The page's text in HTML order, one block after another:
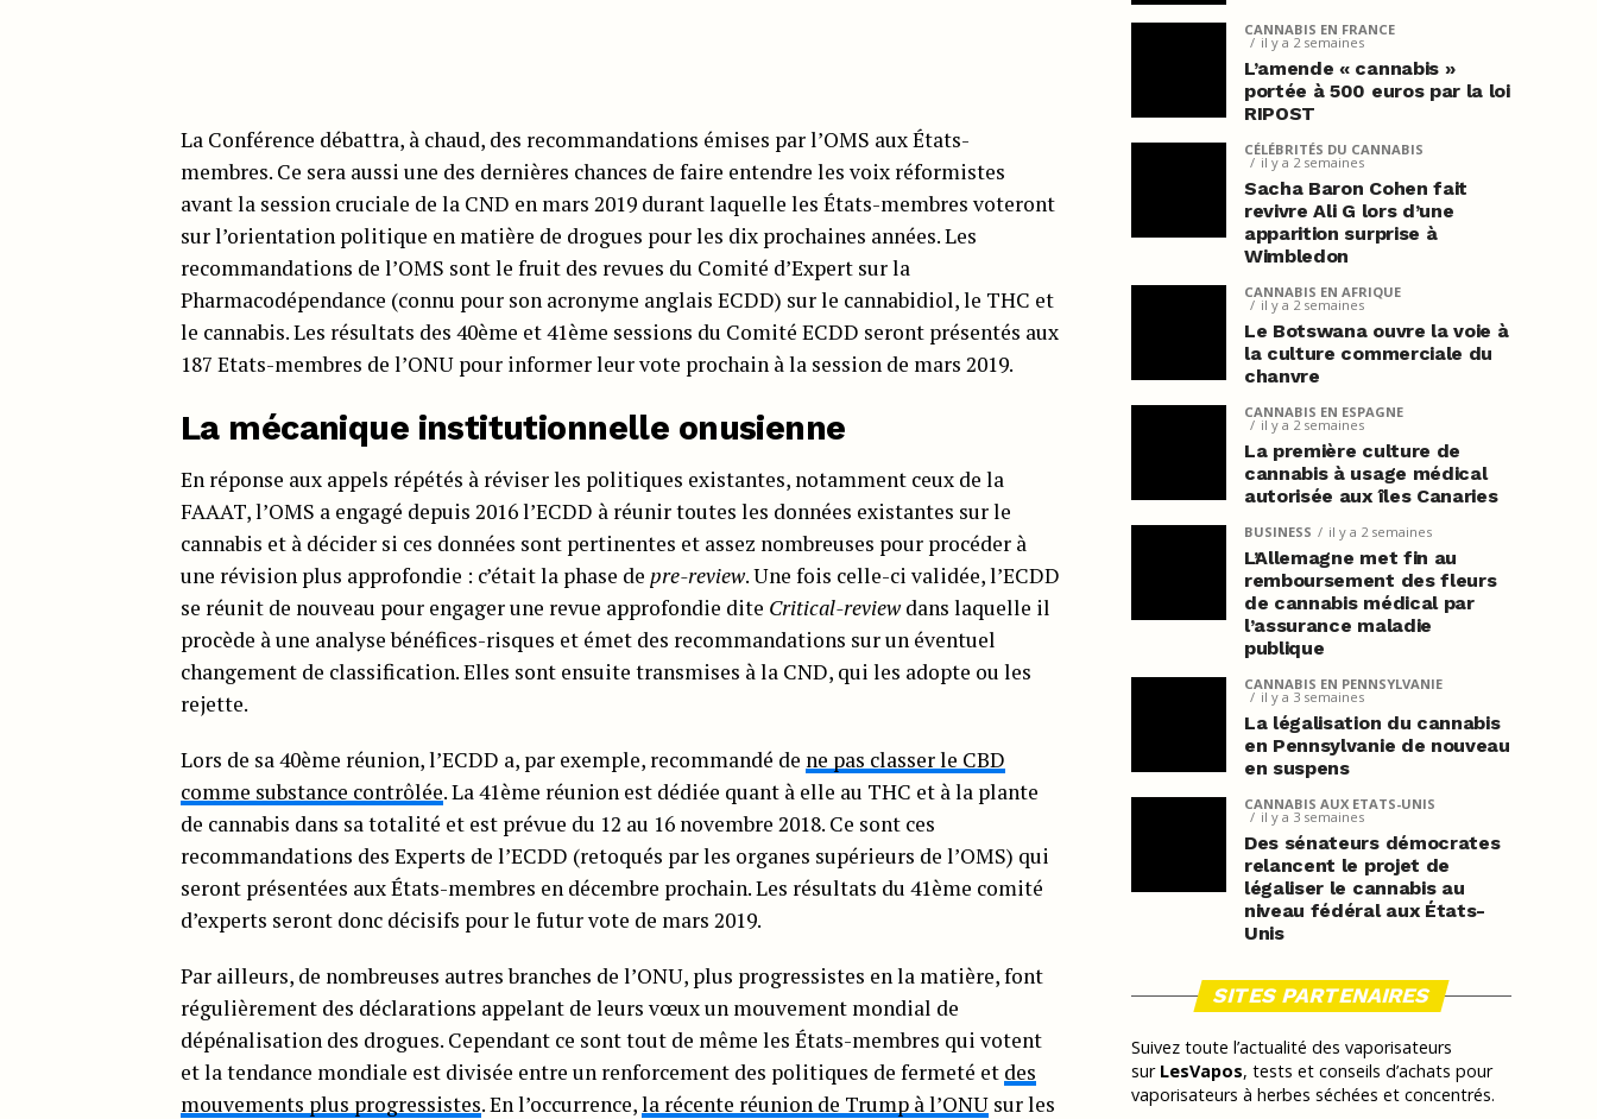
La Conférence débattra, à chaud, des recommandations émises par l’OMS aux États-
membres. Ce sera aussi une des dernières chances de faire entendre les voix réformistes
avant la session cruciale de la CND en mars 2019 durant laquelle les États-membres voteront
sur l’orientation politique en matière de drogues pour les dix prochaines années. Les
recommandations de l’OMS sont le fruit des revues du Comité d’Expert sur la
Pharmacodépendance (connu pour son acronyme anglais ECDD) sur le cannabidiol, le THC et
le cannabis. Les résultats des 40ème et 41ème sessions du Comité ECDD seront présentés aux
187 Etats-membres de l’ONU pour informer leur vote prochain à la session de mars 2019.
La mécanique institutionnelle onusienne
En réponse aux appels répétés à réviser les politiques existantes, notamment ceux de la
FAAAT, l’OMS a engagé depuis 2016 l’ECDD à réunir toutes les données existantes sur le
cannabis et à décider si ces données sont pertinentes et assez nombreuses pour procéder à
une révision plus approfondie : c’était la phase de pre-review. Une fois celle-ci validée, l’ECDD
se réunit de nouveau pour engager une revue approfondie dite Critical-reviewdans laquelle il
procède à une analyse bénéfices-risques et émet des recommandations sur un éventuel
changement de classification. Elles sont ensuite transmises à la CND, qui les adopte ou les
rejette.
Lors de sa 40ème réunion, l’ECDD a, par exemple, recommandé de ne pas classer le CBD
comme substance contrôlée. La 41ème réunion est dédiée quant à elle au THC et à la plante
de cannabis dans sa totalité et est prévue du 12 au 16 novembre 2018. Ce sont ces
recommandations des Experts de l’ECDD (retoqués par les organes supérieurs de l’OMS) qui
seront présentées aux États-membres en décembre prochain. Les résultats du 41ème comité
d’experts seront donc décisifs pour le futur vote de mars 2019.
Par ailleurs, de nombreuses autres branches de l’ONU, plus progressistes en la matière, font
régulièrement des déclarations appelant de leurs vœux un mouvement mondial de
dépénalisation des drogues. Cependant ce sont tout de même les États-membres qui votent
et la tendance mondiale est divisée entre un renforcement des politiques de fermeté et des
mouvements plus progressistes. En l’occurrence,la récente réunion de Trump à l’ONU sur les
CANNABIS EN FRANCE
il y a 2 semaines
L’amende « cannabis »
portée à 500 euros par la loi
RIPOST
CÉLÉBRITÉS DU CANNABIS
il y a 2 semaines
Sacha Baron Cohen fait
revivre Ali G lors d’une
apparition surprise à
Wimbledon
CANNABIS EN AFRIQUE
il y a 2 semaines
Le Botswana ouvre la voie à
la culture commerciale du
chanvre
CANNABIS EN ESPAGNE
il y a 2 semaines
La première culture de
cannabis à usage médical
autorisée aux îles Canaries
BUSINESS il y a 2 semaines
L’Allemagne met fin au
remboursement des fleurs
de cannabis médical par
l’assurance maladie
publique
CANNABIS EN PENNSYLVANIE
il y a 3 semaines
La légalisation du cannabis
en Pennsylvanie de nouveau
en suspens
CANNABIS AUX ETATS-UNIS
il y a 3 semaines
Des sénateurs démocrates
relancent le projet de
légaliser le cannabis au
niveau fédéral aux États-
Unis
SITES PARTENAIRES
Suivez toute l’actualité des vaporisateurs
sur LesVapos, tests et conseils d’achats pour
vaporisateurs à herbes séchées et concentrés.